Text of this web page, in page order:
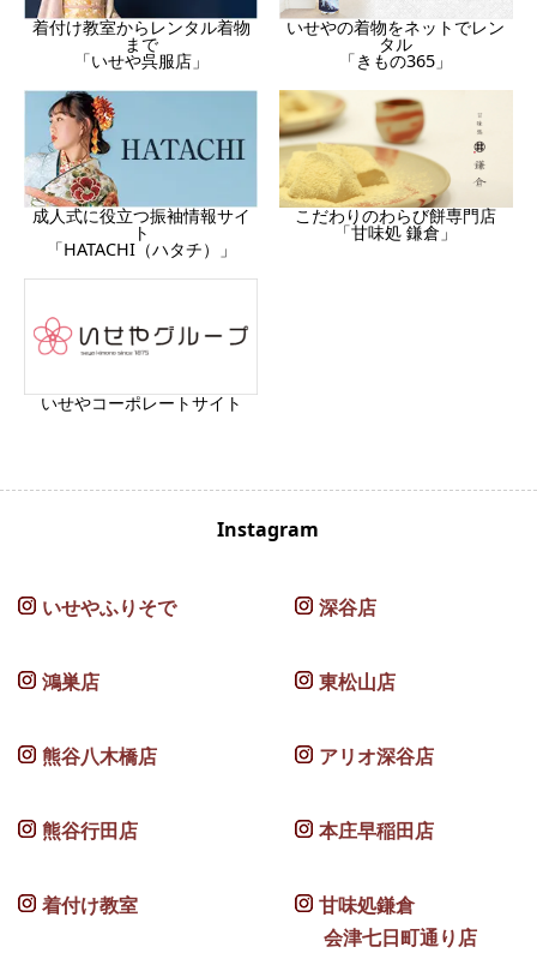
着付け教室からレンタル着物
まで
「いせや呉服店」
いせやの着物をネットでレン
タル
「きもの365」
成人式に役立つ振袖情報サイ
ト
「HATACHI（ハタチ）」
こだわりのわらび餅専門店
「甘味処 鎌倉」
いせやコーポレートサイト
Instagram
いせやふりそで 深谷店
鴻巣店 東松山店
熊谷八木橋店 アリオ深谷店
熊谷行田店 本庄早稲田店
着付け教室
甘味処鎌倉
会津七日町通り店